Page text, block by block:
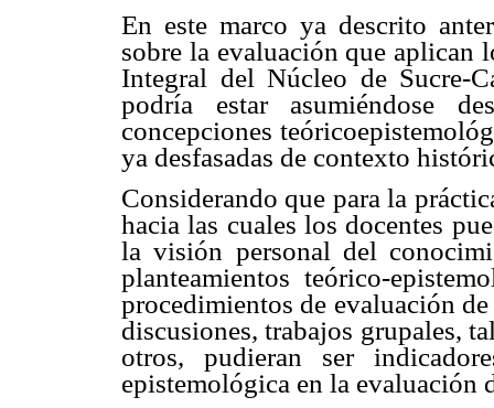
En este marco ya descrito
sobre la evaluación que aplican
Integral del Núcleo de Sucre-
podría estar asumiéndose
concepciones
ya desfasadas de contexto
Considerando que para la
hacia las cuales los docentes
la visión personal del
planteamientos teórico-
procedimientos de evaluación
discusiones, trabajos grupales,
otros, pudieran ser
epistemológica en la evaluación